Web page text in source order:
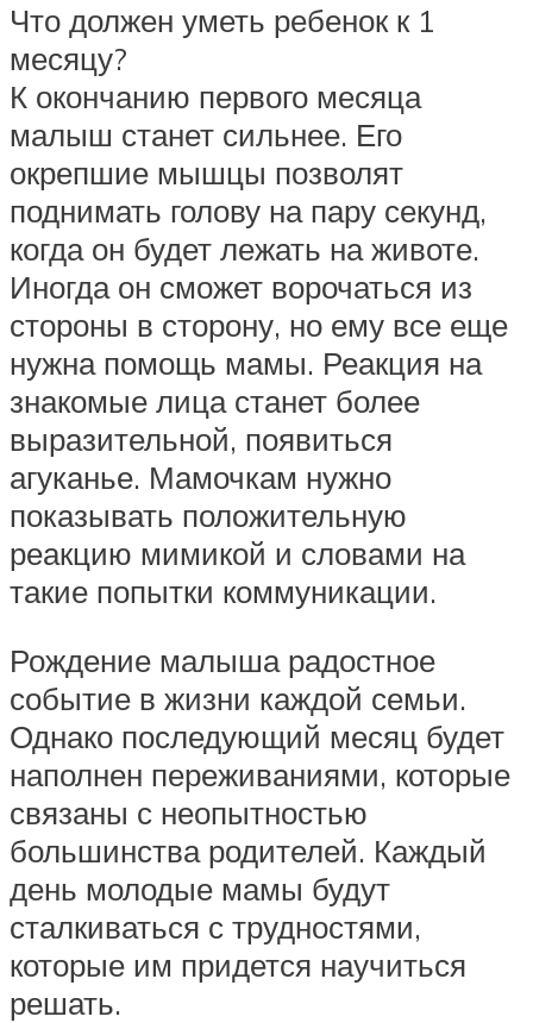
Что должен уметь ребенок к 1
месяцу?
К окончанию первого месяца
малыш станет сильнее. Его
окрепшие мышцы позволят
поднимать голову на пару секунд,
когда он будет лежать на животе.
Иногда он сможет ворочаться из
стороны в сторону, но ему все еще
нужна помощь мамы. Реакция на
знакомые лица станет более
выразительной, появиться
агуканье. Мамочкам нужно
показывать положительную
реакцию мимикой и словами на
такие попытки коммуникации.
Рождение малыша радостное
событие в жизни каждой семьи.
Однако последующий месяц будет
наполнен переживаниями, которые
связаны с неопытностью
большинства родителей. Каждый
день молодые мамы будут
сталкиваться с трудностями,
которые им придется научиться
решать.